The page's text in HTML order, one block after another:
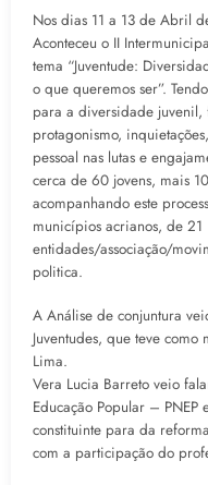
Nos dias 11 a 13 de Abril
Aconteceu o II
tema “Juventude:
o que queremos ser”.
para a diversidade juvenil,
protagonismo,
pessoal nas lutas e
cerca de 60 jovens, mais
acompanhando este
municípios acrianos, de 21
entidades/associação/
politica.
A Análise de conjuntura
Juventudes, que teve
Lima.
Vera Lucia Barreto veio
Educação Popular – PNEP
constituinte para da
com a participação do